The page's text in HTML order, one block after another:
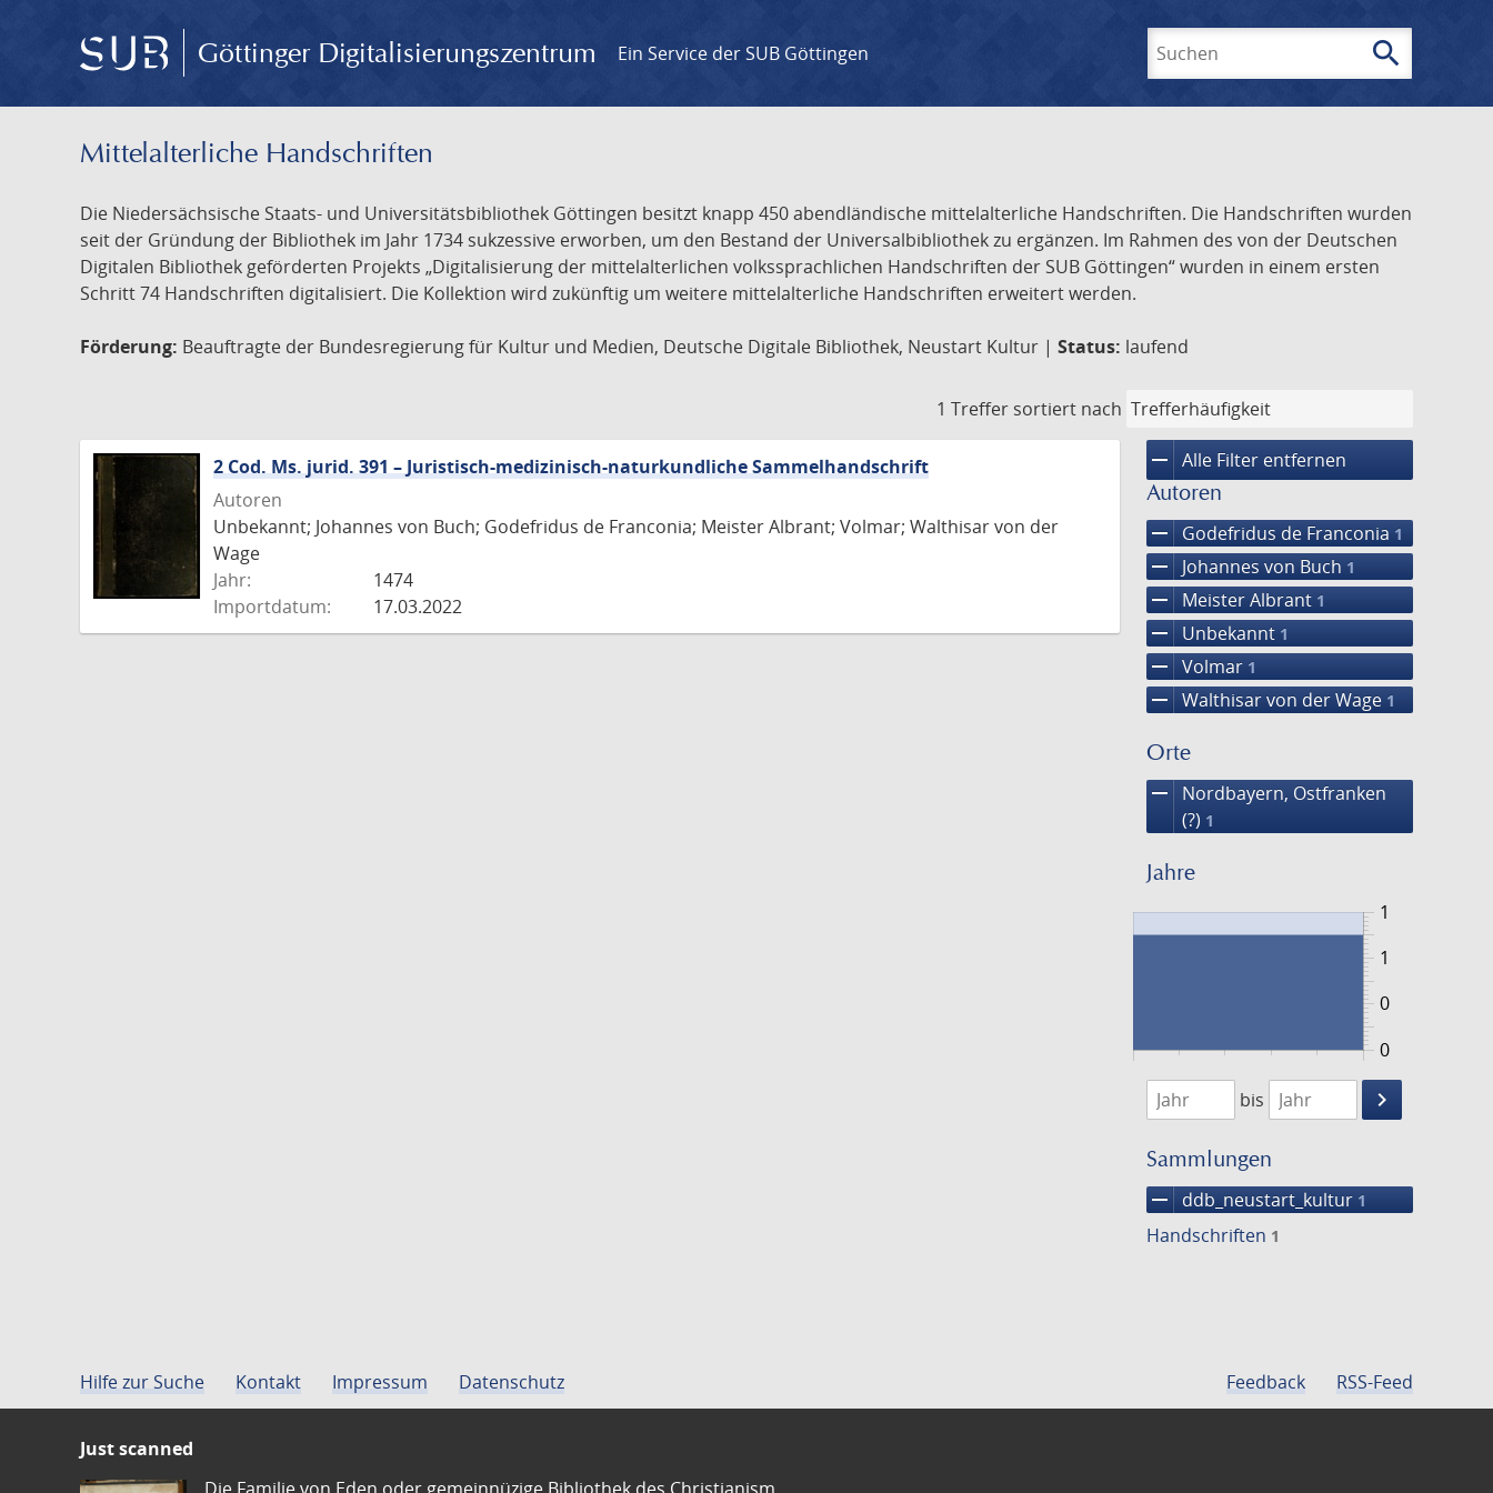
Göttinger Digitalisierungszentrum Ein Service der SUB Göttingen search
Mittelalterliche Handschriften
Die Niedersächsische Staats- und Universitätsbibliothek Göttingen besitzt knapp 450 abendländische mittelalterliche Handschriften. Die Handschriften wurden
seit der Gründung der Bibliothek im Jahr 1734 sukzessive erworben, um den Bestand der Universalbibliothek zu ergänzen. Im Rahmen des von der Deutschen
Digitalen Bibliothek geförderten Projekts „Digitalisierung der mittelalterlichen volkssprachlichen Handschriften der SUB Göttingen“ wurden in einem ersten
Schritt 74 Handschriften digitalisiert. Die Kollektion wird zukünftig um weitere mittelalterliche Handschriften erweitert werden.
Förderung: Beauftragte der Bundesregierung für Kultur und Medien, Deutsche Digitale Bibliothek, Neustart Kultur | Status: laufend
1 Treffer sortiert nach
remove Alle Filter entfernen
Autoren
remove Godefridus de Franconia 1
remove Johannes von Buch 1
remove Meister Albrant 1
remove Unbekannt 1
remove Volmar 1
remove Walthisar von der Wage 1
Orte
remove
Nordbayern, Ostfranken
(?) 1
Jahre
0
1
0
1
1474
1475
bis
keyboard_arrow_right
Suche
Sammlungen
remove ddb_neustart_kultur 1
Handschriften 1
2 Cod. Ms. jurid. 391 – Juristisch-medizinisch-naturkundliche Sammelhandschrift
Autoren
Unbekannt; Johannes von Buch; Godefridus de Franconia; Meister Albrant; Volmar; Walthisar von der
Wage
Jahr:
1474
Importdatum:
17.03.2022
Hilfe zur Suche Kontakt Impressum Datenschutz Feedback RSS-Feed
Just scanned